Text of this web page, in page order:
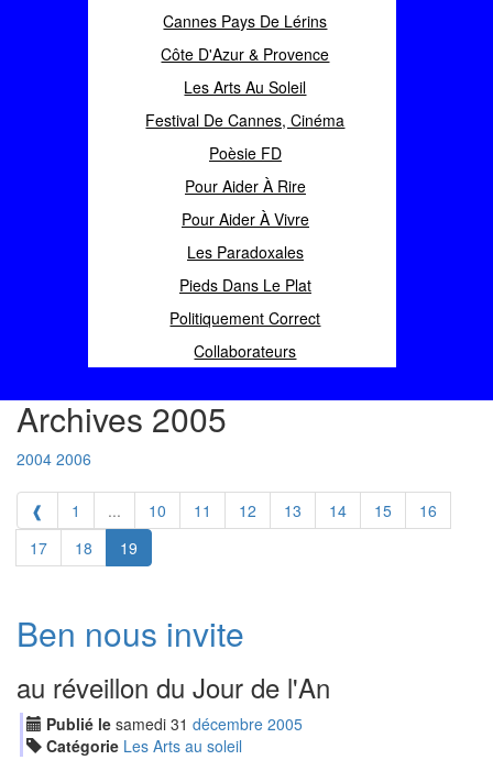
Cannes Pays De Lérins
Côte D'Azur & Provence
Les Arts Au Soleil
Festival De Cannes, Cinéma
Poèsie FD
Pour Aider À Rire
Pour Aider À Vivre
Les Paradoxales
Pieds Dans Le Plat
Politiquement Correct
Collaborateurs
Archives 2005
2004 2006
❰ 1 ... 10 11 12 13 14 15
16
17
18 19
Ben nous invite
au réveillon du Jour de l'An
Publié le samedi 31 décembre 2005
Catégorie Les Arts au soleil